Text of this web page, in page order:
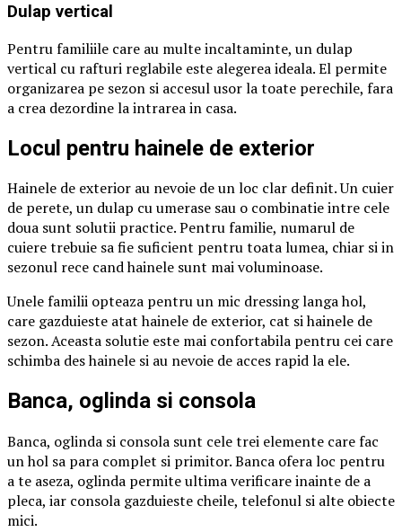
Dulap vertical
Pentru familiile care au multe incaltaminte, un dulap
vertical cu rafturi reglabile este alegerea ideala. El permite
organizarea pe sezon si accesul usor la toate perechile, fara
a crea dezordine la intrarea in casa.
Locul pentru hainele de exterior
Hainele de exterior au nevoie de un loc clar definit. Un cuier
de perete, un dulap cu umerase sau o combinatie intre cele
doua sunt solutii practice. Pentru familie, numarul de
cuiere trebuie sa fie suficient pentru toata lumea, chiar si in
sezonul rece cand hainele sunt mai voluminoase.
Unele familii opteaza pentru un mic dressing langa hol,
care gazduieste atat hainele de exterior, cat si hainele de
sezon. Aceasta solutie este mai confortabila pentru cei care
schimba des hainele si au nevoie de acces rapid la ele.
Banca, oglinda si consola
Banca, oglinda si consola sunt cele trei elemente care fac
un hol sa para complet si primitor. Banca ofera loc pentru
a te aseza, oglinda permite ultima verificare inainte de a
pleca, iar consola gazduieste cheile, telefonul si alte obiecte
mici.